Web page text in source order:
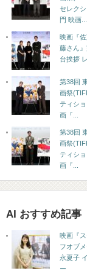
セレク
門 映画...
映画『
藤さん
台挨拶
第38回
画祭
ティシ
画『...
第38回
画祭
ティシ
画『...
AI おすすめ記事
映画『
フオブメ
永夏子
ー